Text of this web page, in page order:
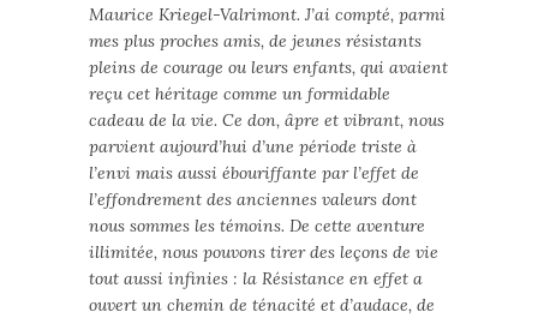
Maurice Kriegel-Valrimont. J’ai compté, parmi
mes plus proches amis, de jeunes résistants
pleins de courage ou leurs enfants, qui avaient
reçu cet héritage comme un formidable
cadeau de la vie. Ce don, âpre et vibrant, nous
parvient aujourd’hui d’une période triste à
l’envi mais aussi ébouriffante par l’effet de
l’effondrement des anciennes valeurs dont
nous sommes les témoins. De cette aventure
illimitée, nous pouvons tirer des leçons de vie
tout aussi infinies : la Résistance en effet a
ouvert un chemin de ténacité et d’audace, de